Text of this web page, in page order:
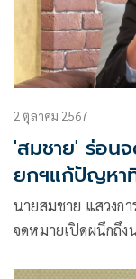
2 ตุลาคม 2567
'สมชาย' ร่อน
ยกฯแก้ปัญหา
มิการาม'
นายสมชาย แสวงการ
จดหมายเปิดผนึกถึง